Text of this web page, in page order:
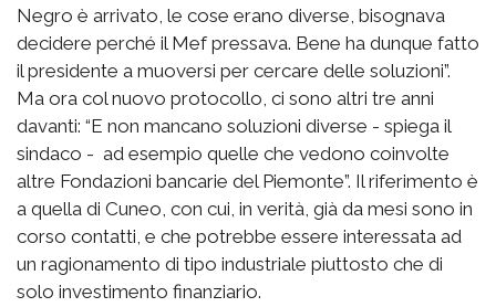
Negro è arrivato, le cose erano diverse, bisognava
decidere perché il Mef pressava. Bene ha dunque fatto
il presidente a muoversi per cercare delle soluzioni”.
Ma ora col nuovo protocollo, ci sono altri tre anni
davanti: “E non mancano soluzioni diverse - spiega il
sindaco - ad esempio quelle che vedono coinvolte
altre Fondazioni bancarie del Piemonte”. Il riferimento è
a quella di Cuneo, con cui, in verità, già da mesi sono in
corso contatti, e che potrebbe essere interessata ad
un ragionamento di tipo industriale piuttosto che di
solo investimento finanziario.